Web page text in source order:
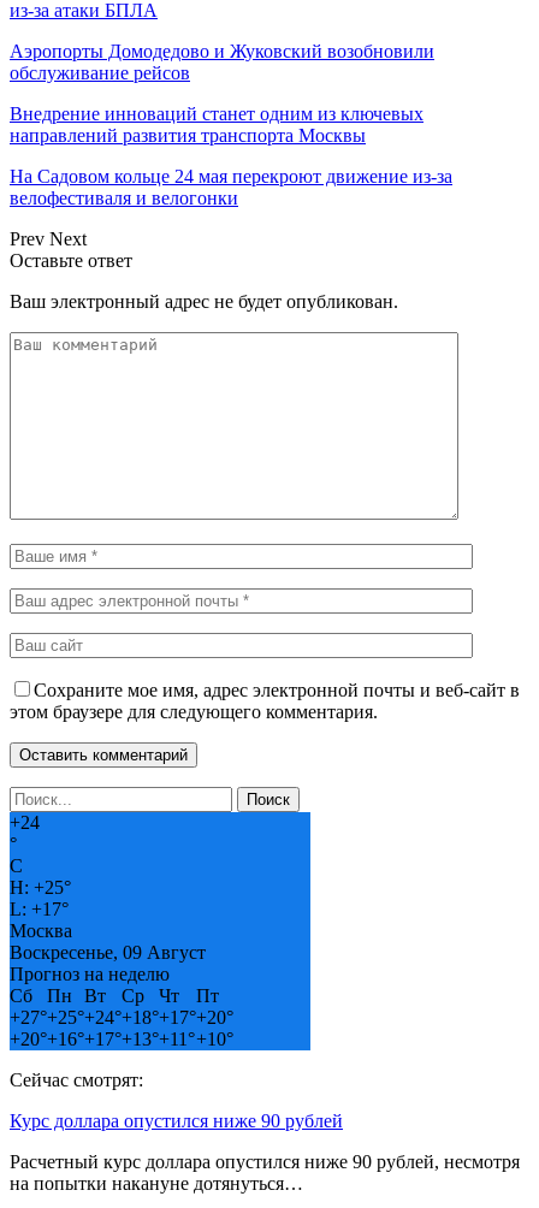
из-за атаки БПЛА
Аэропорты Домодедово и Жуковский возобновили
обслуживание рейсов
Внедрение инноваций станет одним из ключевых
направлений развития транспорта Москвы
На Садовом кольце 24 мая перекроют движение из-за
велофестиваля и велогонки
Prev Next
Оставьте ответ
Ваш электронный адрес не будет опубликован.
Сохраните мое имя, адрес электронной почты и веб-сайт в
этом браузере для следующего комментария.
+24
°
C
H: +25°
L: +17°
Москва
Воскресенье, 09 Август
Прогноз на неделю
Сб
Пн Вт Ср Чт
Пт
+27°+25°+24°+18°+17°+20°
+20°+16°+17°+13°+11°+10°
Сейчас смотрят:
Курс доллара опустился ниже 90 рублей
Расчетный курс доллара опустился ниже 90 рублей, несмотря
на попытки накануне дотянуться…